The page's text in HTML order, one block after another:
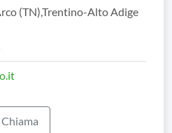
(TN),Trentino-Alto Adige
Chiama